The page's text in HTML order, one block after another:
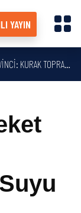
YAYIN
CAN SUYU GELDI!